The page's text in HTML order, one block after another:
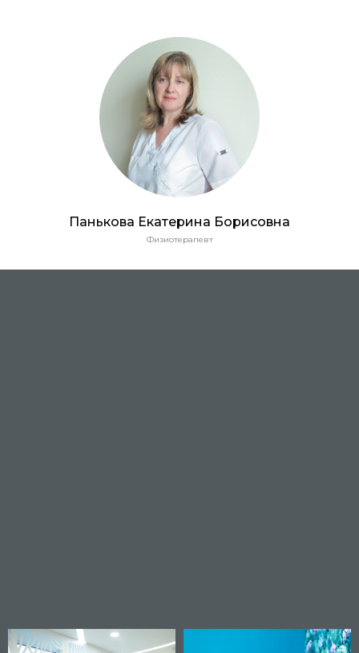
Панькова Екатерина Борисовна
Физиотерапевт